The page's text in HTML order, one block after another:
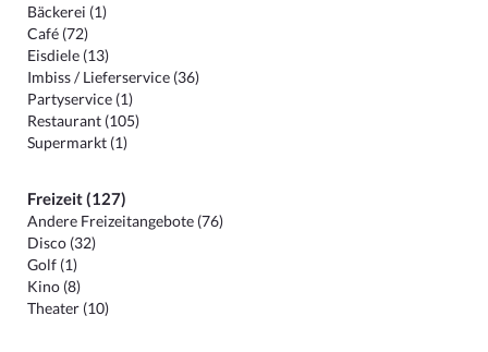
Bäckerei (1)
Café (72)
Eisdiele (13)
Imbiss / Lieferservice (36)
Partyservice (1)
Restaurant (105)
Supermarkt (1)
Freizeit (127)
Andere Freizeitangebote (76)
Disco (32)
Golf (1)
Kino (8)
Theater (10)